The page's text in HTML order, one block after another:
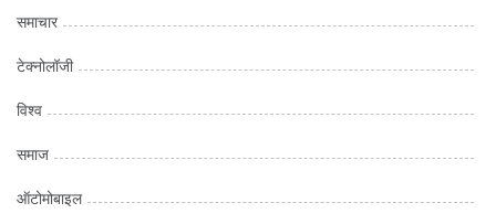
समाचार
टेक्नोलॉजी
विश्व
समाज
ऑटोमोबाइल